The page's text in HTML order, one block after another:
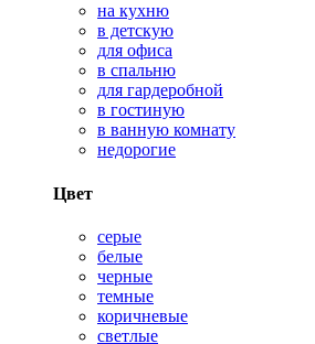
на кухню
в детскую
для офиса
в спальню
для гардеробной
в гостиную
в ванную комнату
недорогие
Цвет
серые
белые
черные
темные
коричневые
светлые